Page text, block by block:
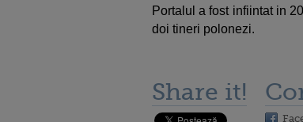
Portalul a fost infiintat in
doi tineri polonezi.
Share it!